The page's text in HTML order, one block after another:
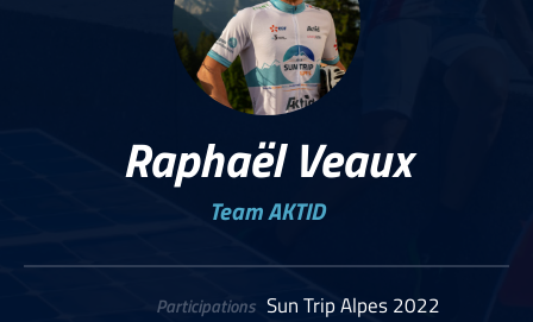
Raphaël Veaux
Team AKTID
Participations Sun Trip Alpes 2022